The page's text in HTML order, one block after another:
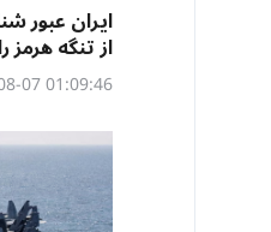
ایران عبور
از تنگه هرمز
01:09:46 2026-08-07